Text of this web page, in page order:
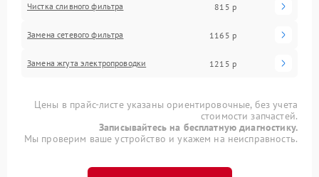
Чистка сливного фильтра 815 р
Замена сетевого фильтра 1165 р
Замена жгута электропроводки 1215 р
Цены в прайс-листе указаны ориентировочные, без учета
стоимости запчастей.
Записывайтесь на бесплатную диагностику.
Мы проверим ваше устройство и укажем на неисправность.